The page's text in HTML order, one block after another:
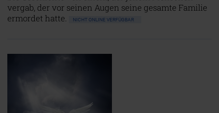
vergab, der vor seinen Augen seine gesamte Familie
ermordet hatte.
NICHT ONLINE VERFÜGBAR